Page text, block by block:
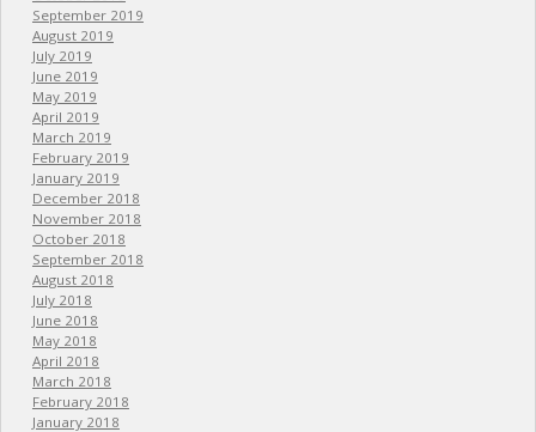
September 2019
August 2019
July 2019
June 2019
May 2019
April 2019
March 2019
February 2019
January 2019
December 2018
November 2018
October 2018
September 2018
August 2018
July 2018
June 2018
May 2018
April 2018
March 2018
February 2018
January 2018